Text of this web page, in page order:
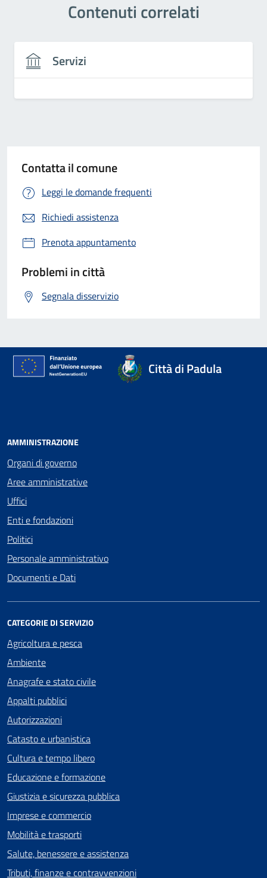
Contenuti correlati
Servizi
Contatta il comune
Leggi le domande frequenti
Richiedi assistenza
Prenota appuntamento
Problemi in città
Segnala disservizio
Città di Padula
AMMINISTRAZIONE
Organi di governo
Aree amministrative
Uffici
Enti e fondazioni
Politici
Personale amministrativo
Documenti e Dati
CATEGORIE DI SERVIZIO
Agricoltura e pesca
Ambiente
Anagrafe e stato civile
Appalti pubblici
Autorizzazioni
Catasto e urbanistica
Cultura e tempo libero
Educazione e formazione
Giustizia e sicurezza pubblica
Imprese e commercio
Mobilità e trasporti
Salute, benessere e assistenza
Tributi, finanze e contravvenzioni